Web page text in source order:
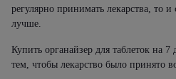
регулярно принимать лекарства, то
лучше.
Купить органайзер для таблеток на
тем, чтобы лекарство было принято